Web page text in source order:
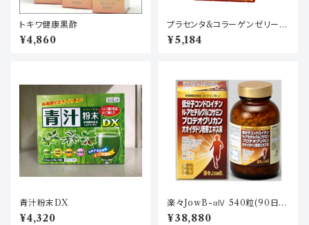
トキワ健康黒酢
¥4,860
プラセンタ&コラーゲンゼリー(3
0包30日分)
¥5,184
青汁粉末DX
¥4,320
楽々JowB-αⅣ 540粒(90日
分)
¥38,880